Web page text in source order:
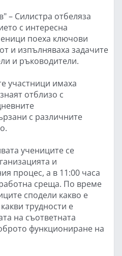
– Силистра отбеляза
с интересна
поеха ключови
и изпълняваха задачите
и ръководители.
участници имаха
отблизо с
с различните
учениците се
и
процес, а в 11:00 часа
среща. По време
сподели какво е
трудности е
на съответната
функциониране на